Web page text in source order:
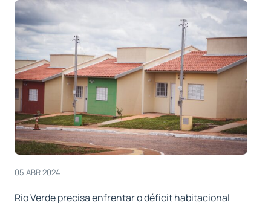
05 ABR 2024
Rio Verde precisa enfrentar o déficit habitacional